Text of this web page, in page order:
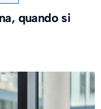
quando si